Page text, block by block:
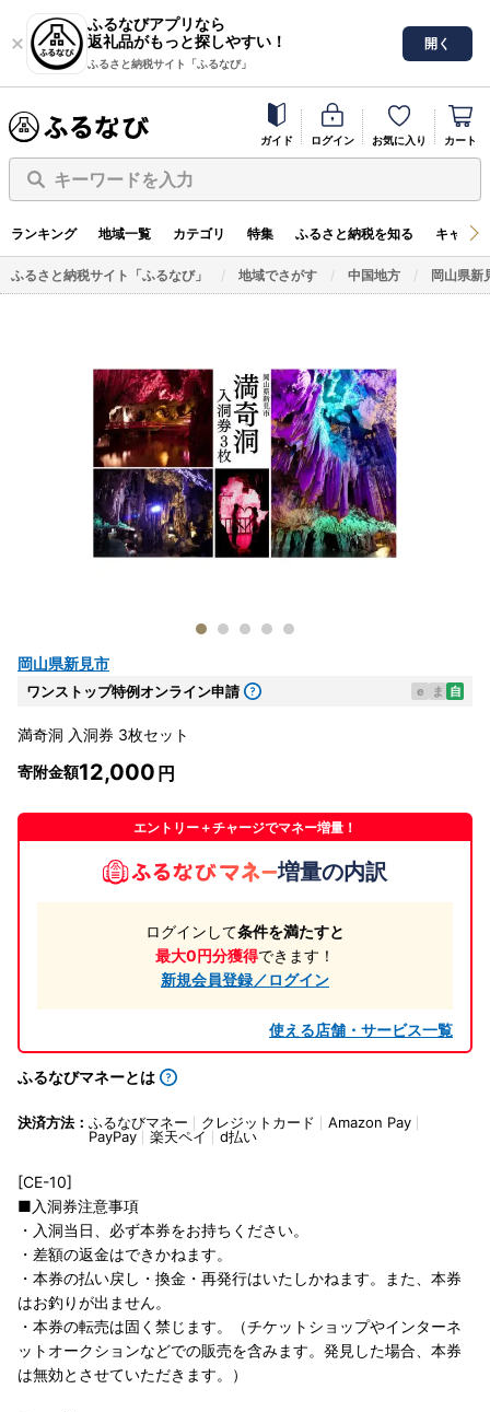
ふるなびアプリなら
返礼品がもっと探しやすい！
ふるさと納税サイト「ふるなび」
開く
ガイド ログイン お気に入り カート
キーワードを入力
ランキング 地域一覧 カテゴリ 特集 ふるさと納税を知る キャン
ふるさと納税サイト「ふるなび」 地域でさがす 中国地方 岡山県新
岡山県新見市
ワンストップ特例オンライン申請 e ま 自
満奇洞 入洞券 3枚セット
寄附金額12,000
エントリー＋チャージでマネー増量！
増量の内訳
ログインして条件を満たすと
最大0円分獲得できます！
新規会員登録／ログイン
使える店舗・サービス一覧
ふるなびマネーとは
決済方法： ふるなびマネー クレジットカード
Amazon Pay
PayPay
楽天ペイ d払い
[CE-10]
■入洞券注意事項
・入洞当日、必ず本券をお持ちください。
・差額の返金はできかねます。
・本券の払い戻し・換金・再発行はいたしかねます。また、本券
はお釣りが出ません。
・本券の転売は固く禁じます。（チケットショップやインターネ
ットオークションなどでの販売を含みます。発見した場合、本券
は無効とさせていただきます。）